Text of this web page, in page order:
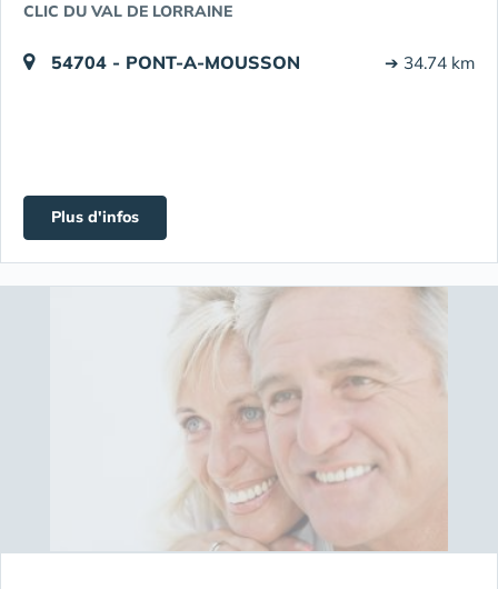
CLIC DU VAL DE LORRAINE
54704 - PONT-A-MOUSSON ➔ 34.74 km
Plus d'infos